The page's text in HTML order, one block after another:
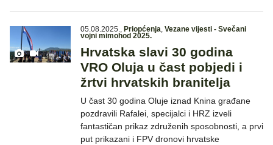
05.08.2025., Priopćenja, Vezane vijesti - Svečani
vojni mimohod 2025.
Hrvatska slavi 30 godina
VRO Oluja u čast pobjedi i
žrtvi hrvatskih branitelja
U čast 30 godina Oluje iznad Knina građane
pozdravili Rafalei, specijalci i HRZ izveli
fantastičan prikaz združenih sposobnosti, a prvi
put prikazani i FPV dronovi hrvatske